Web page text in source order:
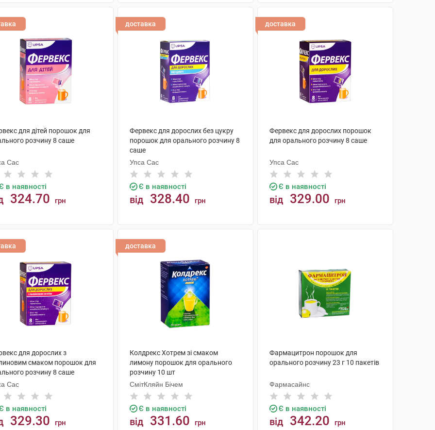
для дітей порошок для
розчину 8 саше
Сас
в наявності
324.70 грн
доставка
Фервекс для дорослих без цукру
порошок для орального розчину 8
саше
Упса Сас
Є в наявності
від 328.40 грн
доставка
Фервекс для дорослих порошок
для орального розчину 8 саше
Упса Сас
Є в наявності
від 329.00 грн
для дорослих з
смаком порошок для
розчину 8 саше
Сас
в наявності
329.30 грн
доставка
Колдрекс Хотрем зі смаком
лимону порошок для орального
розчину 10 шт
СмітКляйн Бічем
Є в наявності
від 331.60 грн
Фармацитрон порошок для
орального розчину 23 г 10 пакетів
Фармасайнс
Є в наявності
від 342.20 грн